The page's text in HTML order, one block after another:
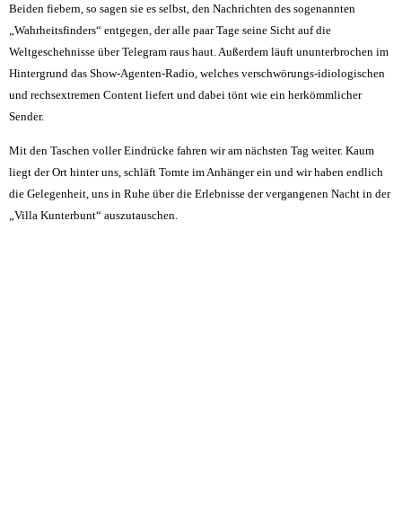
Beiden fiebern, so sagen sie es selbst, den Nachrichten des sogenannten
„Wahrheitsfinders“ entgegen, der alle paar Tage seine Sicht auf die
Weltgeschehnisse über Telegram raus haut. Außerdem läuft ununterbrochen im
Hintergrund das Show-Agenten-Radio, welches verschwörungs-idiologischen
und rechsextremen Content liefert und dabei tönt wie ein herkömmlicher
Sender.
Mit den Taschen voller Eindrücke fahren wir am nächsten Tag weiter. Kaum
liegt der Ort hinter uns, schläft Tomte im Anhänger ein und wir haben endlich
die Gelegenheit, uns in Ruhe über die Erlebnisse der vergangenen Nacht in der
„Villa Kunterbunt“ auszutauschen.